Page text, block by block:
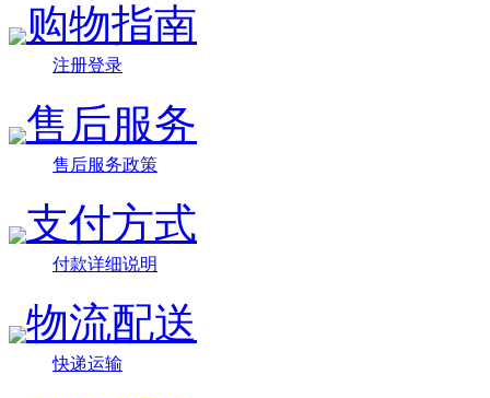
购物指南
注册登录
售后服务
售后服务政策
支付方式
付款详细说明
物流配送
快递运输